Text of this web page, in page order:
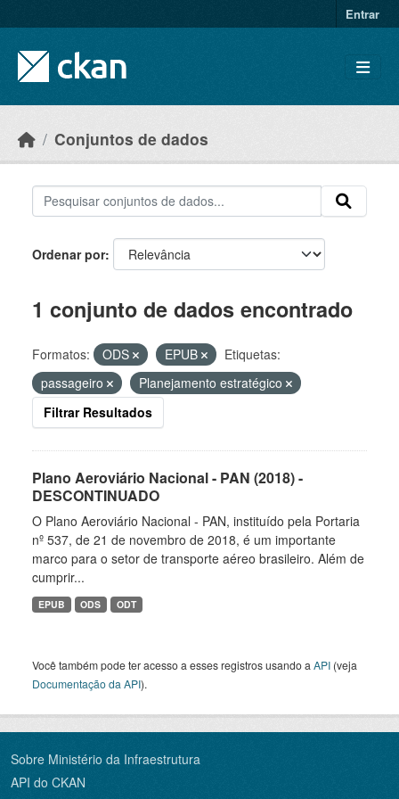
Entrar
Conjuntos de dados
Ordenar por
1 conjunto de dados encontrado
Formatos: ODS EPUB
Etiquetas:
passageiro
Planejamento estratégico
Filtrar Resultados
Plano Aeroviário Nacional - PAN (2018) -
DESCONTINUADO
O Plano Aeroviário Nacional - PAN, instituído pela Portaria
nº 537, de 21 de novembro de 2018, é um importante
marco para o setor de transporte aéreo brasileiro. Além de
cumprir...
EPUB ODS ODT
Você também pode ter acesso a esses registros usando a API (veja
Documentação da API).
Sobre Ministério da Infraestrutura
API do CKAN